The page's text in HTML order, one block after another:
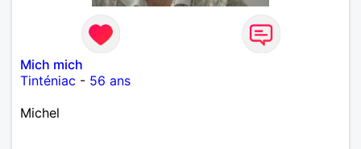
Mich mich
Tinténiac - 56 ans
Michel